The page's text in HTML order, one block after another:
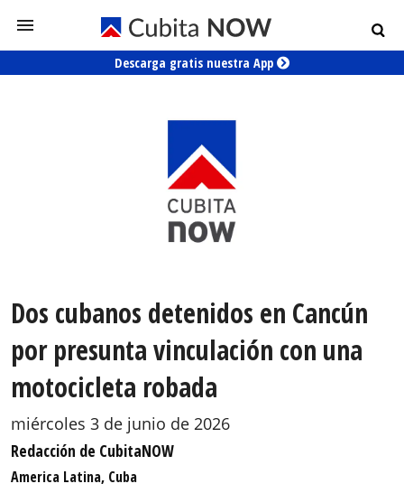
Descarga gratis nuestra App
Dos cubanos detenidos en Cancún
por presunta vinculación con una
motocicleta robada
miércoles 3 de junio de 2026
Redacción de CubitaNOW
America Latina, Cuba